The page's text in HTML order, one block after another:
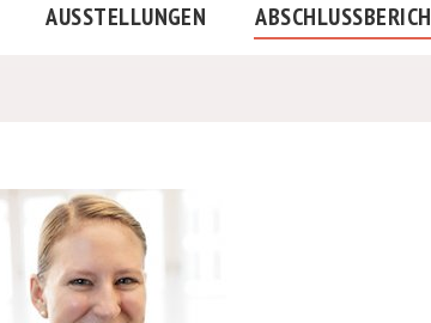
AUSSTELLUNGEN ABSCHLUSSBERICHT